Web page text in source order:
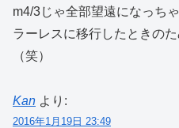
m4/3じゃ全部望遠になっち
ラーレスに移行したときの
（笑）
Kan より:
2016年1月19日 23:49